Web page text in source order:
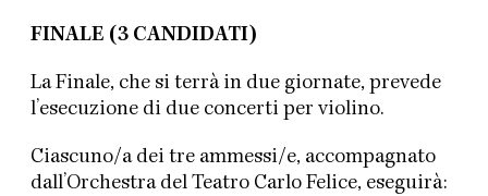
FINALE (3 CANDIDATI)
La Finale, che si terrà in due giornate, prevede
l’esecuzione di due concerti per violino.
Ciascuno/a dei tre ammessi/e, accompagnato
dall’Orchestra del Teatro Carlo Felice, eseguirà: